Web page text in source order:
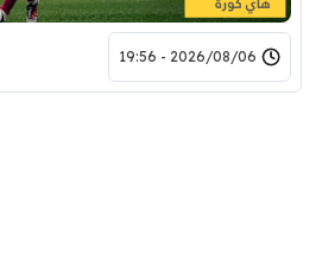
2026/08/06 - 19:56